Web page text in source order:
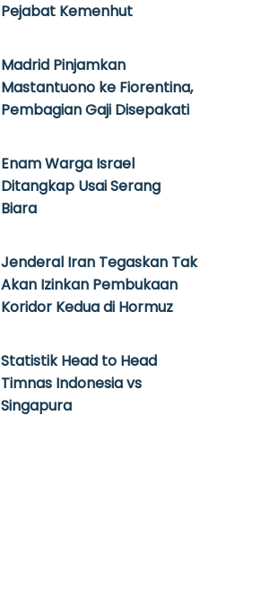
Pejabat Kemenhut
Madrid Pinjamkan
Mastantuono ke Fiorentina,
Pembagian Gaji Disepakati
Enam Warga Israel
Ditangkap Usai Serang
Biara
Jenderal Iran Tegaskan Tak
Akan Izinkan Pembukaan
Koridor Kedua di Hormuz
Statistik Head to Head
Timnas Indonesia vs
Singapura